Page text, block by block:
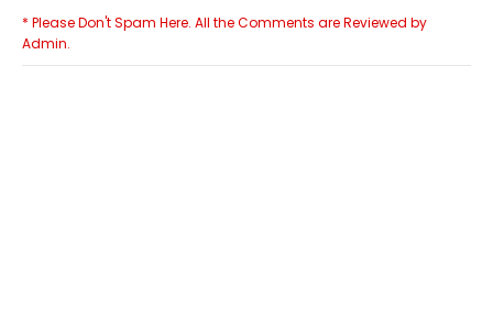
* Please Don't Spam Here. All the Comments are Reviewed by
Admin.